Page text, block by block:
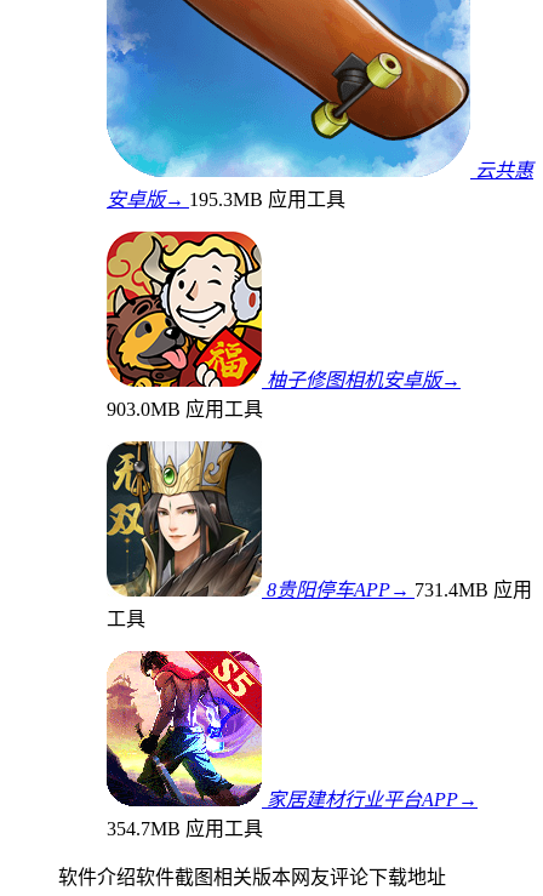
云共惠
安卓版→ 195.3MB 应用工具
柚子修图相机安卓版→
903.0MB 应用工具
8贵阳停车APP→ 731.4MB 应用
工具
家居建材行业平台APP→
354.7MB 应用工具
软件介绍软件截图相关版本网友评论下载地址